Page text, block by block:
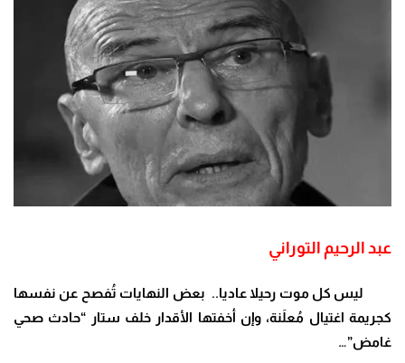
عبد الرحيم التوراني
ليس كل موت رحيلا عاديا.. بعض النهايات تُفصح عن نفسها
كجريمة اغتيال مُعلَنة، وإن أخفتها الأقدار خلف ستار “حادث صحي
غامض”…